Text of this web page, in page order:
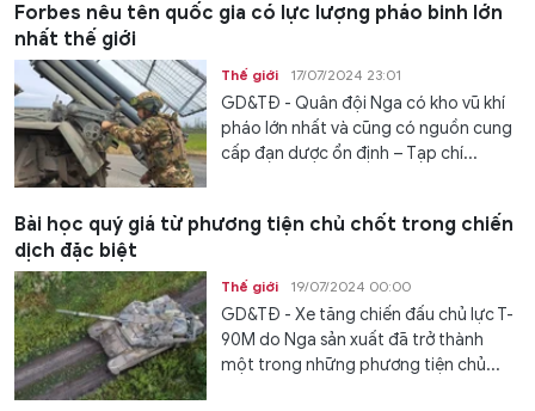
Forbes nêu tên quốc gia có lực lượng pháo binh lớn
nhất thế giới
Thế giới 17/07/2024 23:01
GD&TĐ - Quân đội Nga có kho vũ khí
pháo lớn nhất và cũng có nguồn cung
cấp đạn dược ổn định – Tạp chí...
Bài học quý giá từ phương tiện chủ chốt trong chiến
dịch đặc biệt
Thế giới 19/07/2024 00:00
GD&TĐ - Xe tăng chiến đấu chủ lực T-
90M do Nga sản xuất đã trở thành
một trong những phương tiện chủ...